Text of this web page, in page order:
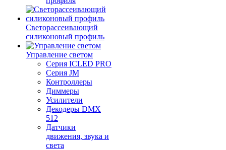
Светорассеивающий
силиконовый профиль
Управление светом
Серия ICLED PRO
Серия JM
Контроллеры
Диммеры
Усилители
Декодеры DMX
512
Датчики
движения, звука и
света